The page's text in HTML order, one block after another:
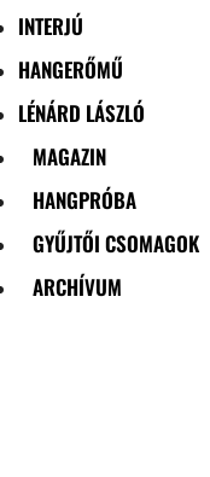
INTERJÚ
HANGERŐMŰ
LÉNÁRD LÁSZLÓ
MAGAZIN
HANGPRÓBA
GYŰJTŐI CSOMAGOK
ARCHÍVUM